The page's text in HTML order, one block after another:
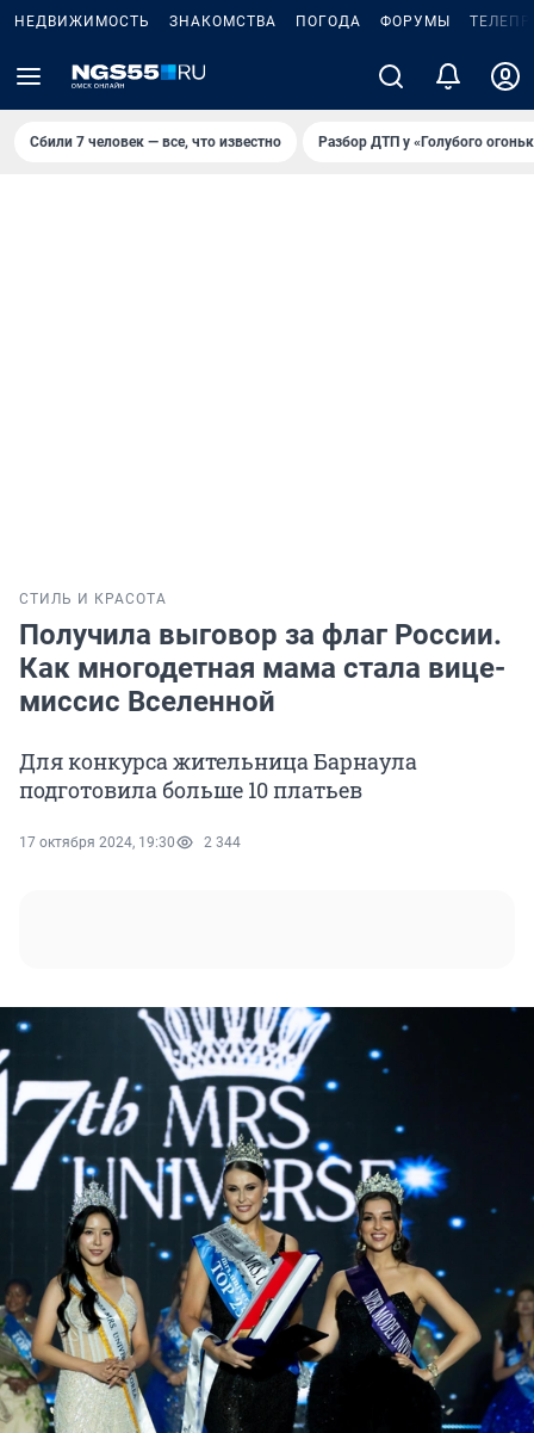
НЕДВИЖИМОСТЬ ЗНАКОМСТВА ПОГОДА ФОРУМЫ
Сбили 7 человек — все, что известно Разбор ДТП у «Голубого
СТИЛЬ И КРАСОТА
Получила выговор за флаг России.
Как многодетная мама стала вице-
миссис Вселенной
Для конкурса жительница Барнаула
подготовила больше 10 платьев
17 октября 2024, 19:30 2 344